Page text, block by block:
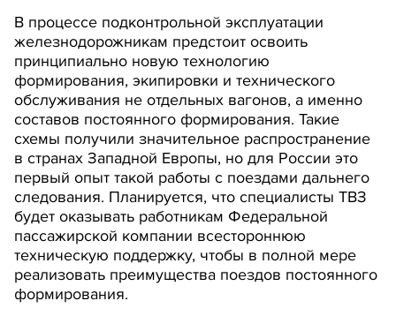
В процессе подконтрольной эксплуатации
железнодорожникам предстоит освоить
принципиально новую технологию
формирования, экипировки и технического
обслуживания не отдельных вагонов, а именно
составов постоянного формирования. Такие
схемы получили значительное распространение
в странах Западной Европы, но для России это
первый опыт такой работы с поездами дальнего
следования. Планируется, что специалисты ТВЗ
будет оказывать работникам Федеральной
пассажирской компании всестороннюю
техническую поддержку, чтобы в полной мере
реализовать преимущества поездов постоянного
формирования.